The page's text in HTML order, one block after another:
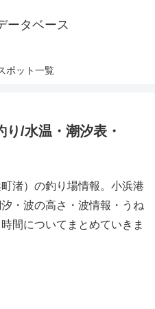
ータベース
ポット一覧
/水温・潮汐表・
渚）の釣り場情報。小浜港
・波の高さ・波情報・うね
間についてまとめていきま